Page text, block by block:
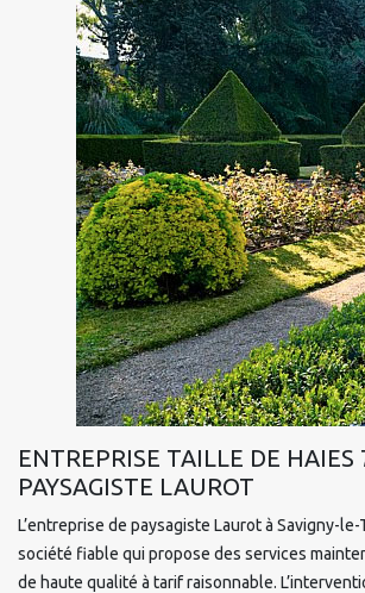
ENTREPRISE TAILLE DE HAIES
PAYSAGISTE LAUROT
L’entreprise de paysagiste Laurot à Savigny-
société fiable qui propose des services
de haute qualité à tarif raisonnable.